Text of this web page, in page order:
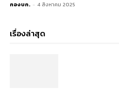
กองบก. - 4 สิงหาคม 2025
เรื่องล่าสุด